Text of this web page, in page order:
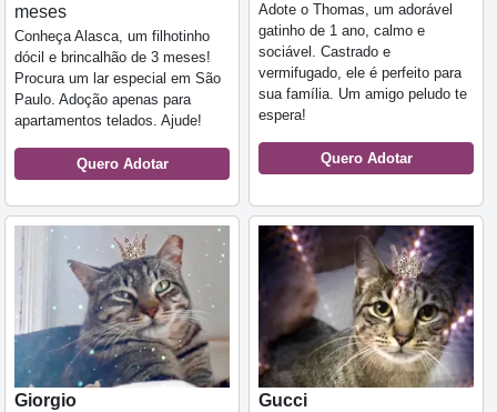
meses
Conheça Alasca, um filhotinho
dócil e brincalhão de 3 meses!
Procura um lar especial em São
Paulo. Adoção apenas para
apartamentos telados. Ajude!
Quero Adotar
Adote o Thomas, um adorável
gatinho de 1 ano, calmo e
sociável. Castrado e
vermifugado, ele é perfeito para
sua família. Um amigo peludo te
espera!
Quero Adotar
Giorgio
Gucci